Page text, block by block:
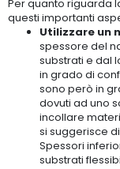
Per quanto riguarda
questi importanti
Utilizzare un
spessore del
substrati e dal
in grado di
sono però in
dovuti ad uno
incollare
si suggerisce
Spessori
substrati